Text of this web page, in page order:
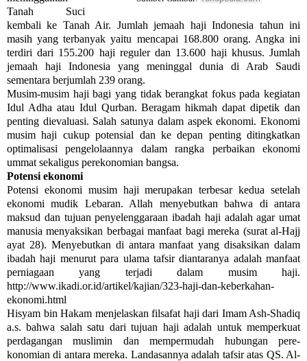
Tanah Suci
kembali ke Tanah Air. Jumlah jemaah haji Indonesia tahun ini
masih yang ter­banyak yaitu mencapai 168.800 orang. Angka ini
terdiri dari 155.200 haji reguler dan 13.600 haji khusus. Jumlah
jemaah haji Indonesia yang meninggal dunia di Arab Saudi
sementara berjumlah 239 orang.
Musim-musim haji bagi yang tidak berangkat fokus pada kegiatan
Idul Adha atau Idul Qurban. Beragam hikmah dapat dipetik dan
penting dievaluasi. Salah satunya dalam aspek ekonomi. Ekonomi
musim haji cukup potensial dan ke depan penting ditingkatkan
optimalisasi pengelolaannya dalam rang­ka perbaikan ekonomi
ummat sekaligus perekonomian bangsa.
Potensi ekonomi
Potensi ekonomi musim haji merupa­kan terbesar kedua sete­lah
ekonomi mudik Lebaran. Allah menyebutkan bahwa di antara
maksud dan tujuan penyelenggaraan ibadah haji adalah agar umat
manusia menyaksikan berbagai manfaat bagi mereka (surat al-Hajj
ayat 28). Menyebutkan di antara manfaat yang disaksikan dalam
ibadah haji menurut para ulama tafsir di­antaranya adalah manfaat
perniagaan yang terjadi dalam musim haji.
http://www.ikadi.or.id/artikel/kajian/323-haji-dan-keberkahan-
ekonomi.html
Hisyam bin Hakam menjelaskan filsafat haji dari Imam Ash-Shadiq
a.s. bahwa salah satu dari tujuan haji adalah untuk memperkuat
perdagangan musli­min dan mempermudah hu­bungan pere­
konomian di antara mereka. Landasan­nya adalah tafsir atas QS. Al-